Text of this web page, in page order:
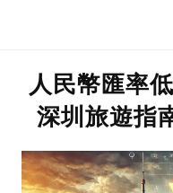
人民幣匯率
深圳旅遊指